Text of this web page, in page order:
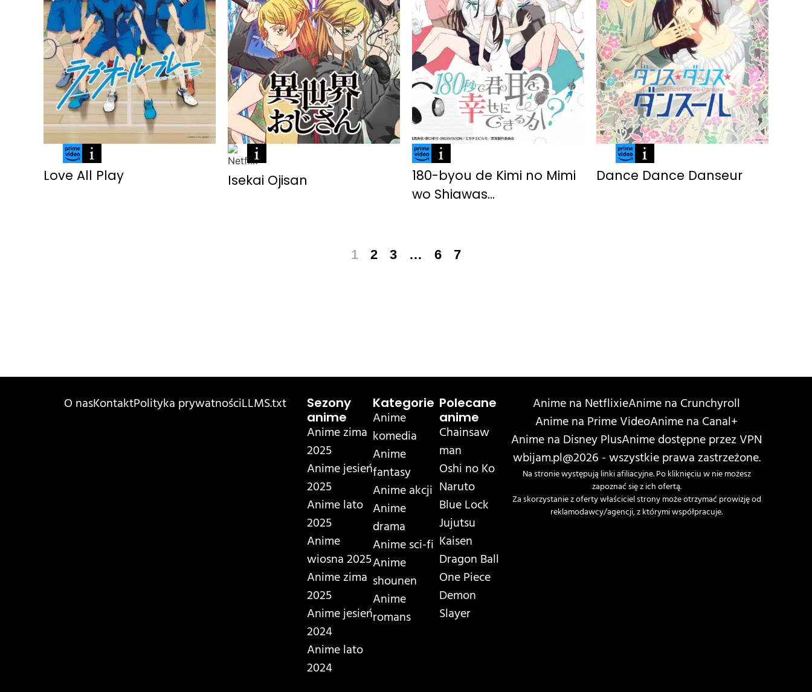
Love All Play Isekai Ojisan
180-byou de Kimi no Mimi
wo Shiawas...
Dance Dance Danseur
1 2 3 … 6 7
O nasKontaktPolityka prywatnościLLMS.txt
Sezony
anime
Anime zima
2025
Anime jesień
2025
Anime lato
2025
Anime
wiosna 2025
Anime zima
2025
Anime jesień
2024
Anime lato
2024
Kategorie
Anime
komedia
Anime
fantasy
Anime akcji
Anime
drama
Anime sci-fi
Anime
shounen
Anime
romans
Polecane
anime
Chainsaw
man
Oshi no Ko
Naruto
Blue Lock
Jujutsu
Kaisen
Dragon Ball
One Piece
Demon
Slayer
Anime na NetflixieAnime na Crunchyroll
Anime na Prime VideoAnime na Canal+
Anime na Disney PlusAnime dostępne przez VPN
wbijam.pl@2026 - wszystkie prawa zastrzeżone.
Na stronie występują linki afiliacyjne. Po kliknięciu w nie możesz
zapoznać się z ich ofertą.
Za skorzystanie z oferty właściciel strony może otrzymać prowizję od
reklamodawcy/agencji, z którymi współpracuje.